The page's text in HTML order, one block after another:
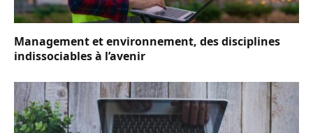
Management et environnement, des disciplines
indissociables à l’avenir